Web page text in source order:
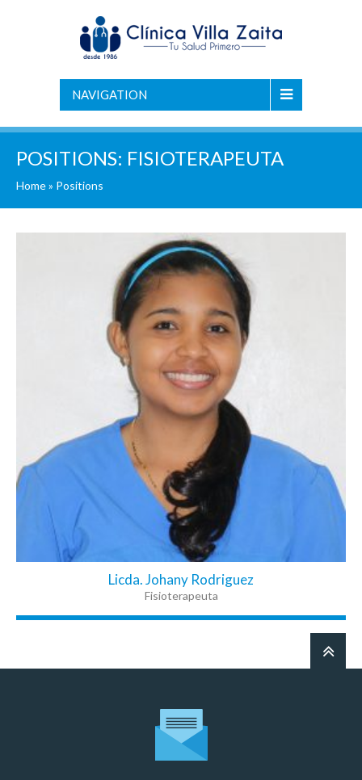
NAVIGATION
POSITIONS: FISIOTERAPEUTA
Home» Positions
Licda. Johany Rodriguez
Fisioterapeuta